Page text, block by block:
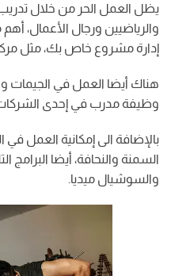
يظل العمل الحر من خلال
إدارة مشروع خاص بك، مثل
هناك أيضا العمل في الجيمات
وظيفة مدرب في إحدى الشركات
بالإضافة الى إمكانية العمل
السمنة والنحافة، أيضا البرامج
والسوشيال ميديا.